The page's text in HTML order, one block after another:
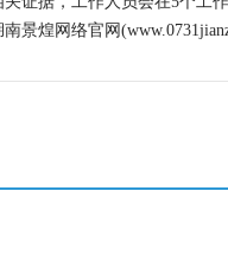
景煌网络官网